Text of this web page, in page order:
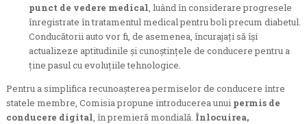
punct de vedere medical , luând în considerare progresele
înregistrate în tratamentul medical pentru boli precum diabetul.
Conducătorii auto vor fi, de asemenea, încurajați să își
actualizeze aptitudinile și cunoștințele de conducere pentru a
ține pasul cu evoluțiile tehnologice.
Pentru a simplifica recunoașterea permiselor de conducere între
statele membre, Comisia propune introducerea unui permis de
conducere digital , în premieră mondială. Înlocuirea,